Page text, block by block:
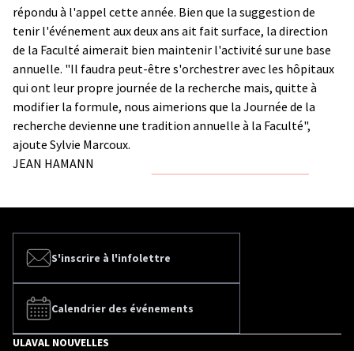
répondu à l'appel cette année. Bien que la suggestion de
tenir l'événement aux deux ans ait fait surface, la direction
de la Faculté aimerait bien maintenir l'activité sur une base
annuelle. "Il faudra peut-être s'orchestrer avec les hôpitaux
qui ont leur propre journée de la recherche mais, quitte à
modifier la formule, nous aimerions que la Journée de la
recherche devienne une tradition annuelle à la Faculté",
ajoute Sylvie Marcoux.
JEAN HAMANN
S'inscrire à l'infolettre
Calendrier des événements
ULAVAL NOUVELLES